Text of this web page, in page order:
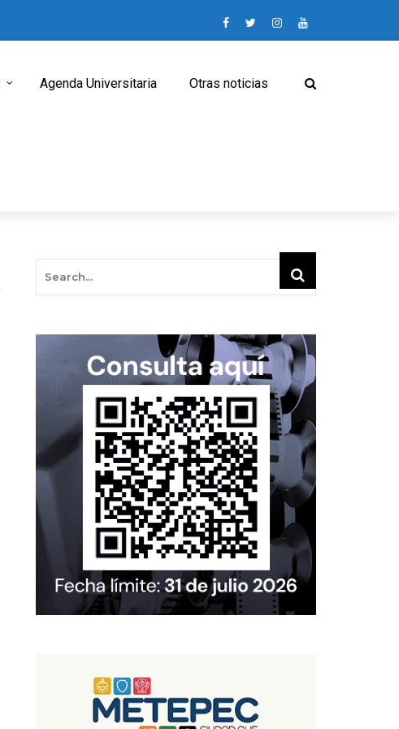
Agenda Universitaria Otras noticias